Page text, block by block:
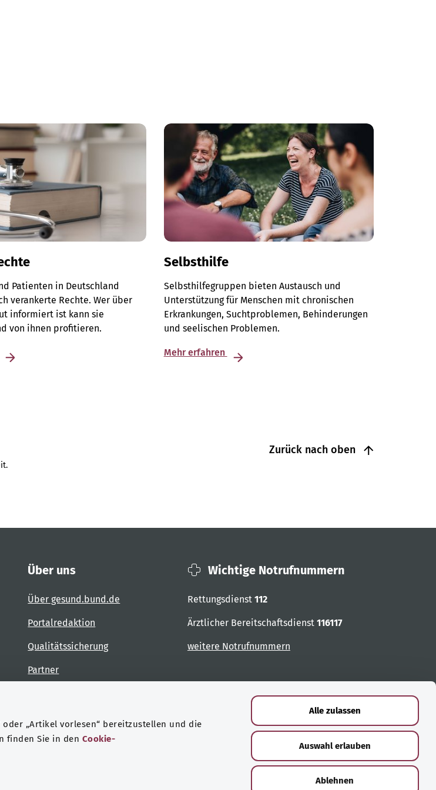
„Artikel vorlesen“ bereitzustellen und die
finden Sie in den Cookie-
Alle zulassen
Auswahl erlauben
Ablehnen
Patienten in Deutschland
verankerte Rechte. Wer über
informiert ist kann sie
von ihnen profitieren.
Selbsthilfe
Selbsthilfegruppen bieten Austausch und
Unterstützung für Menschen mit chronischen
Erkrankungen, Suchtproblemen, Behinderungen
und seelischen Problemen.
Mehr erfahren
Zurück nach oben
Über uns
Über gesund.bund.de
Portalredaktion
Qualitätssicherung
Partner
Wichtige Notrufnummern
Rettungsdienst 112
Ärztlicher Bereitschaftsdienst 116117
weitere Notrufnummern